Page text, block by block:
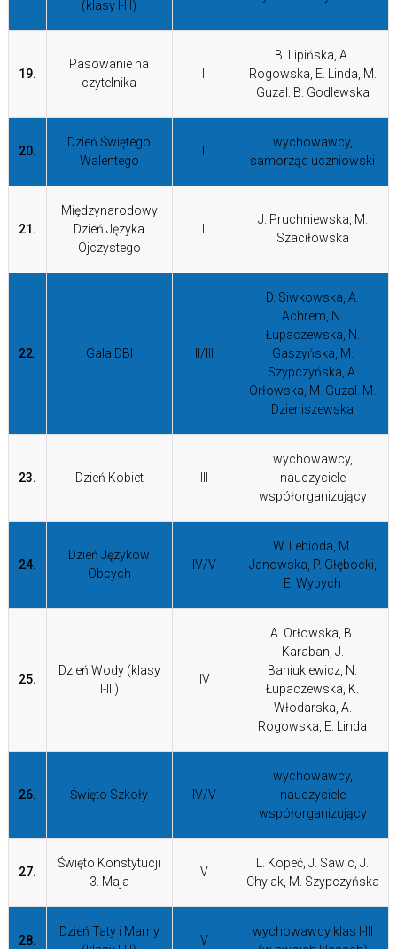
(klasy I-III)
19.
Pasowanie na
czytelnika
B. Lipińska, A.
Rogowska, E. Linda, M.
Guzal. B. Godlewska
20.
Dzień Świętego
Walentego
wychowawcy,
samorząd uczniowski
21.
Międzynarodowy
Dzień Języka
Ojczystego
J. Pruchniewska, M.
Szaciłowska
22. Gala DBI II/III
D. Siwkowska, A.
Achrem, N.
Łupaczewska, N.
Gaszyńska, M.
Szypczyńska, A.
Orłowska, M. Guzal. M.
Dzieniszewska
23. Dzień Kobiet
wychowawcy,
nauczyciele
współorganizujący
24.
Dzień Języków
Obcych
IV/V
W. Lebioda, M.
Janowska, P. Głębocki,
E. Wypych
25.
Dzień Wody (klasy
I-III)
IV
A. Orłowska, B.
Karaban, J.
Baniukiewicz, N.
Łupaczewska, K.
Włodarska, A.
Rogowska, E. Linda
26. Święto Szkoły IV/V
wychowawcy,
nauczyciele
współorganizujący
27.
Święto Konstytucji
3. Maja
V
L. Kopeć, J. Sawic, J.
Chylak, M. Szypczyńska
28.
Dzień Taty i Mamy
V
wychowawcy klas I-III